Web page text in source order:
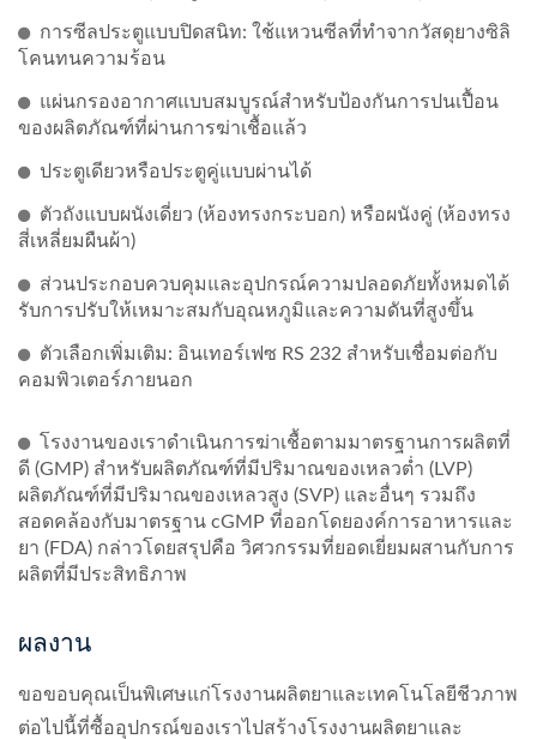
การซีลประตูแบบปิดสนิท: ใช้แหวนซีลที่ทำจากวัสดุยางซิลิ
โคนทนความร้อน
แผ่นกรองอากาศแบบสมบูรณ์สำหรับป้องกันการปนเปื้อน
ของผลิตภัณฑ์ที่ผ่านการฆ่าเชื้อแล้ว
ประตูเดียวหรือประตูคู่แบบผ่านได้
ตัวถังแบบผนังเดี่ยว (ห้องทรงกระบอก) หรือผนังคู่ (ห้องทรง
สี่เหลี่ยมผืนผ้า)
ส่วนประกอบควบคุมและอุปกรณ์ความปลอดภัยทั้งหมดได้
รับการปรับให้เหมาะสมกับอุณหภูมิและความดันที่สูงขึ้น
ตัวเลือกเพิ่มเติม: อินเทอร์เฟซ RS 232 สำหรับเชื่อมต่อกับ
คอมพิวเตอร์ภายนอก
โรงงานของเราดำเนินการฆ่าเชื้อตามมาตรฐานการผลิตที่
ดี (GMP) สำหรับผลิตภัณฑ์ที่มีปริมาณของเหลวต่ำ (LVP)
ผลิตภัณฑ์ที่มีปริมาณของเหลวสูง (SVP) และอื่นๆ รวมถึง
สอดคล้องกับมาตรฐาน cGMP ที่ออกโดยองค์การอาหารและ
ยา (FDA) กล่าวโดยสรุปคือ วิศวกรรมที่ยอดเยี่ยมผสานกับการ
ผลิตที่มีประสิทธิภาพ
ผลงาน
ขอขอบคุณเป็นพิเศษแก่โรงงานผลิตยาและเทคโนโลยีชีวภาพ
ต่อไปนี้ที่ซื้ออุปกรณ์ของเราไปสร้างโรงงานผลิตยาและ